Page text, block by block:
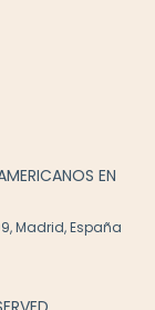
EN
Madrid, España